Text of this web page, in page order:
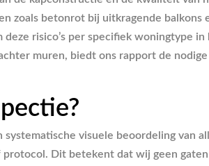
zoals betonrot bij uitkragende balkons
risico’s per specifiek woningtype
muren, biedt ons rapport de
visuele beoordeling van
Dit betekent dat wij geen